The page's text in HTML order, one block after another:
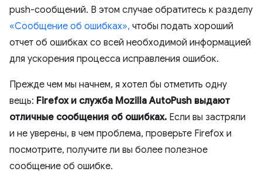
push-сообщений. В этом случае обратитесь к разделу
«Сообщение об ошибках», чтобы подать хороший
отчет об ошибках со всей необходимой информацией
для ускорения процесса исправления ошибок.
Прежде чем мы начнем, я хотел бы отметить одну
вещь: Firefox и служба Mozilla AutoPush выдают
отличные сообщения об ошибках. Если вы застряли
и не уверены, в чем проблема, проверьте Firefox и
посмотрите, получите ли вы более полезное
сообщение об ошибке.